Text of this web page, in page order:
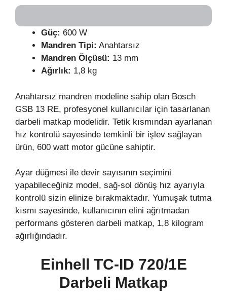
Güç: 600 W
Mandren Tipi: Anahtarsız
Mandren Ölçüsü: 13 mm
Ağırlık: 1,8 kg
Anahtarsız mandren modeline sahip olan Bosch
GSB 13 RE, profesyonel kullanıcılar için tasarlanan
darbeli matkap modelidir. Tetik kısmından ayarlanan
hız kontrolü sayesinde temkinli bir işlev sağlayan
ürün, 600 watt motor gücüne sahiptir.
Ayar düğmesi ile devir sayısının seçimini
yapabileceğiniz model, sağ-sol dönüş hız ayarıyla
kontrolü sizin elinize bırakmaktadır. Yumuşak tutma
kısmı sayesinde, kullanıcının elini ağrıtmadan
performans gösteren darbeli matkap, 1,8 kilogram
ağırlığındadır.
Einhell TC-ID 720/1E
Darbeli Matkap